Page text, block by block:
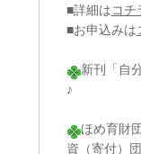
■詳細はコチ
■お申込みは
新刊「自
♪
ほめ育財
資（寄付）団